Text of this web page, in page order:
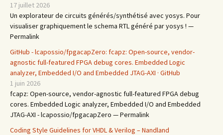
17 juillet 2026
Un explorateur de circuits générés/synthétisé avec yosys. Pour
visualiser graphiquement le schema RTL généré par yosys ! —
Permalink
GitHub - lcapossio/fpgacapZero: fcapz: Open-source, vendor-
agnostic full-featured FPGA debug cores. Embedded Logic
analyzer, Embedded I/O and Embedded JTAG-AXI · GitHub
1 juin 2026
fcapz: Open-source, vendor-agnostic full-featured FPGA debug
cores. Embedded Logic analyzer, Embedded I/O and Embedded
JTAG-AXI - lcapossio/fpgacapZero — Permalink
Coding Style Guidelines for VHDL & Verilog – Nandland